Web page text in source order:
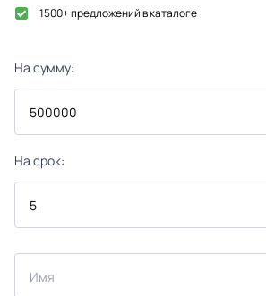
1500+ предложений в каталоге
На сумму:
На срок: